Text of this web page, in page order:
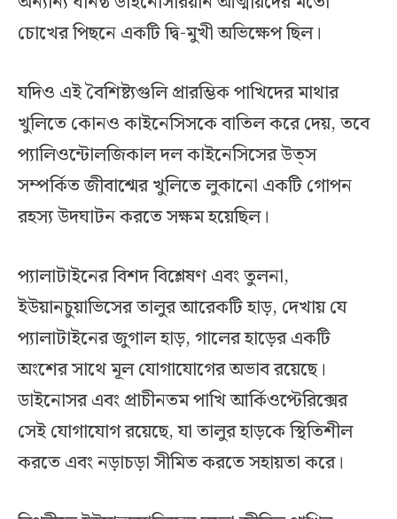
চোখের পিছনে একটি দ্বি-মুখী অভিক্ষেপ ছিল।
যদিও এই বৈশিষ্ট্যগুলি প্রারম্ভিক পাখিদের মাথার
খুলিতে কোনও কাইনেসিসকে বাতিল করে দেয়, তবে
প্যালিওন্টোলজিকাল দল কাইনেসিসের উত্স
সম্পর্কিত জীবাশ্মের খুলিতে লুকানো একটি গোপন
রহস্য উদঘাটন করতে সক্ষম হয়েছিল।
প্যালাটাইনের বিশদ বিশ্লেষণ এবং তুলনা,
ইউয়ানচুয়াভিসের তালুর আরেকটি হাড়, দেখায় যে
প্যালাটাইনের জুগাল হাড়, গালের হাড়ের একটি
অংশের সাথে মূল যোগাযোগের অভাব রয়েছে।
ডাইনোসর এবং প্রাচীনতম পাখি আর্কিওপ্টেরিক্সের
সেই যোগাযোগ রয়েছে, যা তালুর হাড়কে স্থিতিশীল
করতে এবং নড়াচড়া সীমিত করতে সহায়তা করে।